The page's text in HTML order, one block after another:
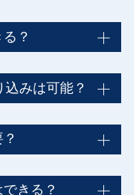
？
みは可能？
きる？